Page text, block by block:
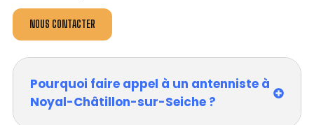
NOUS CONTACTER
Pourquoi faire appel à un antenniste à
Noyal-Châtillon-sur-Seiche ?